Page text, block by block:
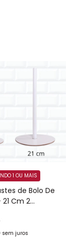
de Bolo De
21 Cm 2
sem juros
1 OU MAIS